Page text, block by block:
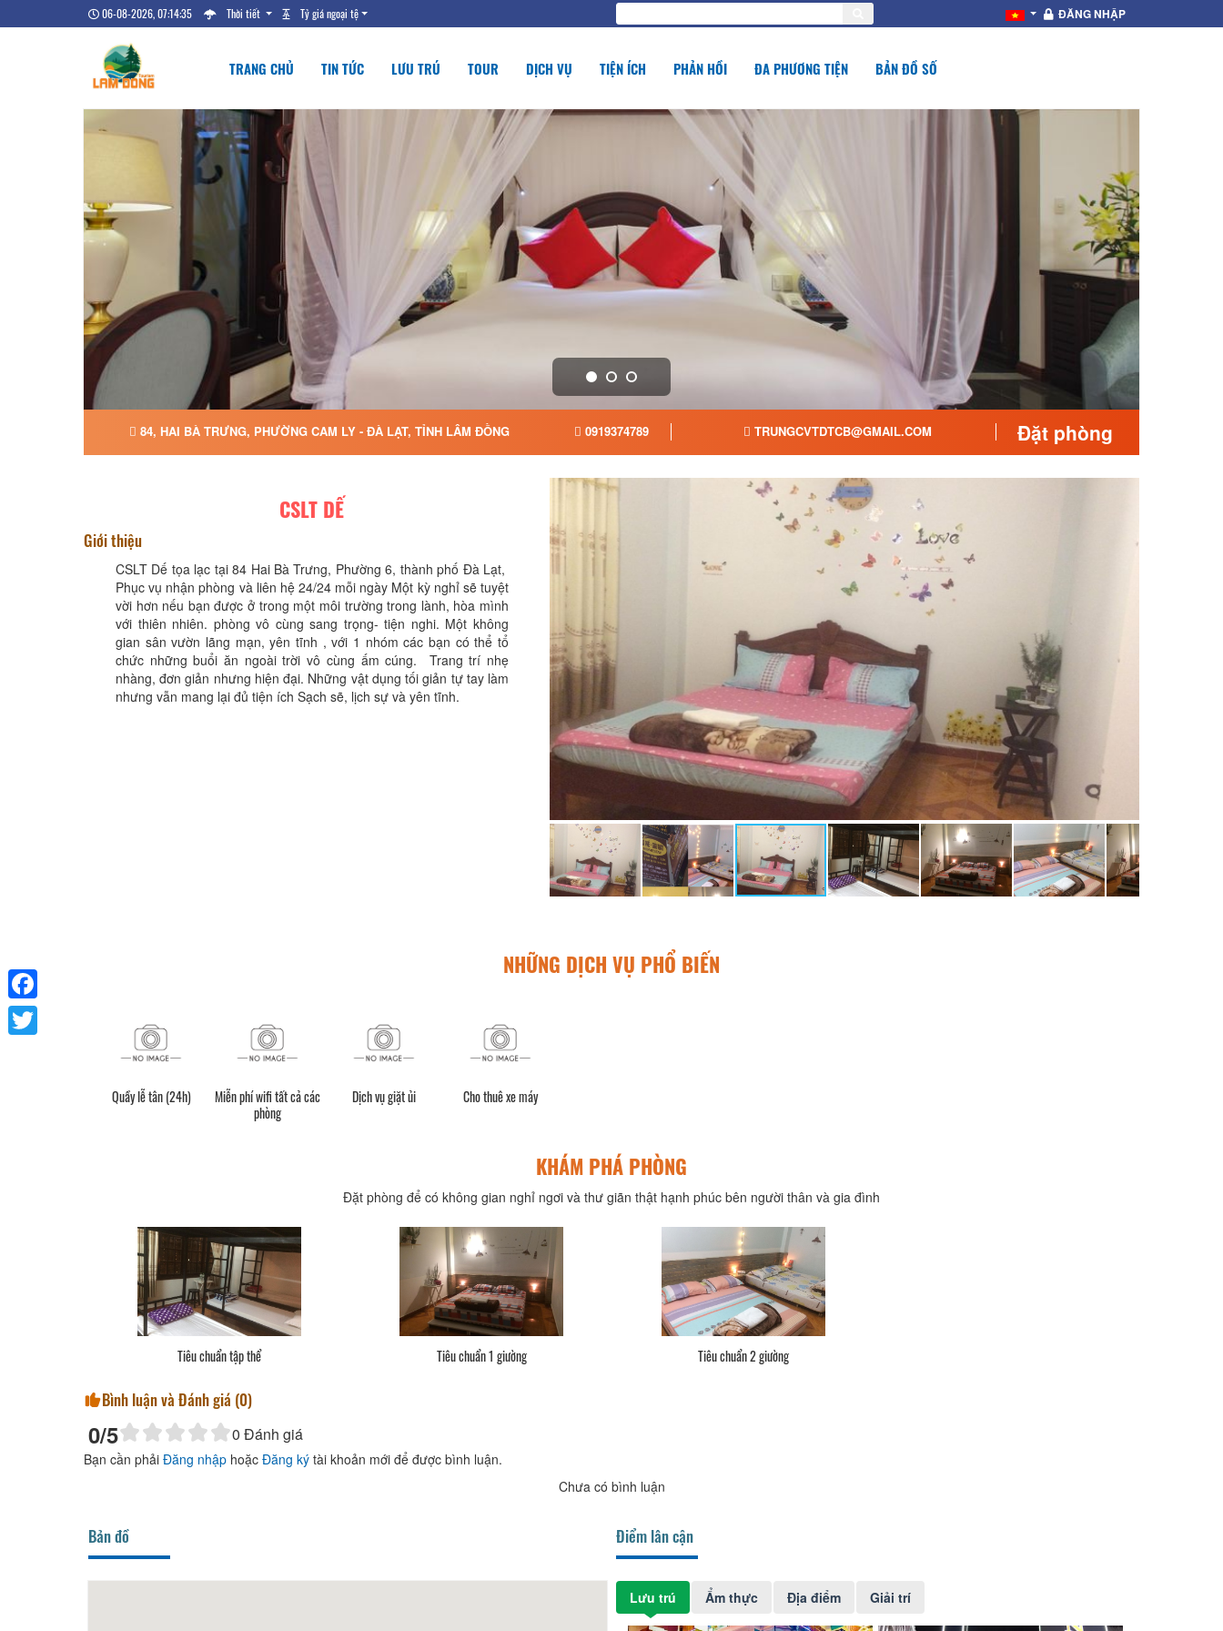
06-08-2026, 07:14:36 Thời tiết Tỷ giá ngoại tệ ĐĂNG NHẬP
TRANG CHỦ TIN TỨC LƯU TRÚ TOUR DỊCH VỤ TIỆN ÍCH PHẢN HỒI ĐA PHƯƠNG TIỆN BẢN ĐỒ SỐ
84, HAI BÀ TRƯNG, PHƯỜNG CAM LY - ĐÀ LẠT, TỈNH LÂM ĐỒNG 0919374789 TRUNGCVTDTCB@GMAIL.COM Đặt phòng
CSLT DẾ
Giới thiệu
CSLT Dế tọa lạc tại 84 Hai Bà Trưng, Phường 6, thành phố Đà Lạt,
Phục vụ nhận phòng và liên hệ 24/24 mỗi ngày Một kỳ nghỉ sẽ tuyệt
vời hơn nếu bạn được ở trong một môi trường trong lành, hòa mình
với thiên nhiên. phòng vô cùng sang trọng- tiện nghi. Một không
gian sân vườn lãng mạn, yên tĩnh , với 1 nhóm các bạn có thể tổ
chức những buổi ăn ngoài trời vô cùng ấm cúng. Trang trí nhẹ
nhàng, đơn giản nhưng hiện đại. Những vật dụng tối giản tự tay làm
nhưng vẫn mang lại đủ tiện ích Sạch sẽ, lịch sự và yên tĩnh.
NHỮNG DỊCH VỤ PHỔ BIẾN
Quầy lễ tân (24h)
Miễn phí wifi tất cả các
phòng
Dịch vụ giặt ủi Cho thuê xe máy
KHÁM PHÁ PHÒNG
Đặt phòng để có không gian nghỉ ngơi và thư giãn thật hạnh phúc bên người thân và gia đình
Tiêu chuẩn tập thể Tiêu chuẩn 1 giường Tiêu chuẩn 2 giường
Bình luận và Đánh giá (0)
0/5 0 Đánh giá
Bạn cần phải Đăng nhập hoặc Đăng ký tài khoản mới để được bình luận.
Chưa có bình luận
Bản đồ Điểm lân cận
Lưu trú Ẩm thực Địa điểm Giải trí
Facebook